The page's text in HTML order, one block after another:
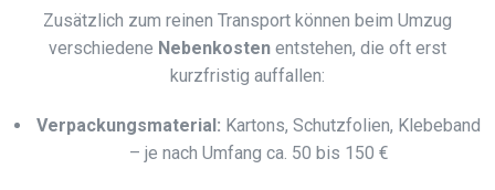
Zusätzlich zum reinen Transport können beim Umzug
verschiedene Nebenkosten entstehen, die oft erst
kurzfristig auffallen:
Verpackungsmaterial: Kartons, Schutzfolien, Klebeband
– je nach Umfang ca. 50 bis 150 €